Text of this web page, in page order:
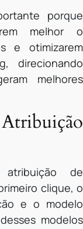
porque
melhor o
e otimizarem
direcionando
melhores
de
clique, o
e o modelo
modelos